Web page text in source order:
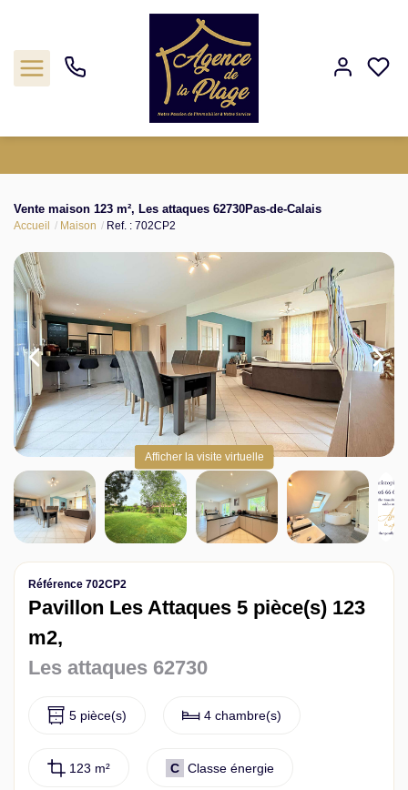
Acheter
Biens vendus
Agence
Nos outils
Contact
Vente maison 123 m², Les attaques 62730Pas-de-Calais
Accueil Maison Ref. : 702CP2
Afficher la visite virtuelle
Référence 702CP2
Pavillon Les Attaques 5 pièce(s) 123
m2,
Les attaques 62730
5 pièce(s) 4 chambre(s)
123 m² C Classe énergie